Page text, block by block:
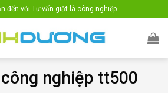
đến với Tư vấn giặt là công nghiệp.
nghiệp tt500